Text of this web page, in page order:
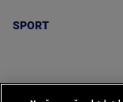
SPORT